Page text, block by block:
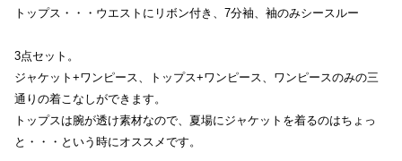
トップス・・・ウエストにリボン付き、7分袖、袖のみシースルー
3点セット。
ジャケット+ワンピース、トップス+ワンピース、ワンピースのみの三
通りの着こなしができます。
トップスは腕が透け素材なので、夏場にジャケットを着るのはちょっ
と・・・という時にオススメです。